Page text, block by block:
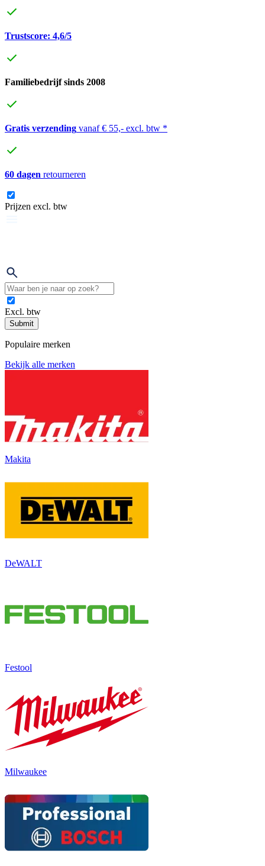
Trustscore: 4,6/5
Familiebedrijf sinds 2008
Gratis verzending vanaf € 55,- excl. btw *
60 dagen retourneren
Prijzen excl. btw
Excl. btw
Submit
Populaire merken
Bekijk alle merken
Makita
DeWALT
Festool
Milwaukee